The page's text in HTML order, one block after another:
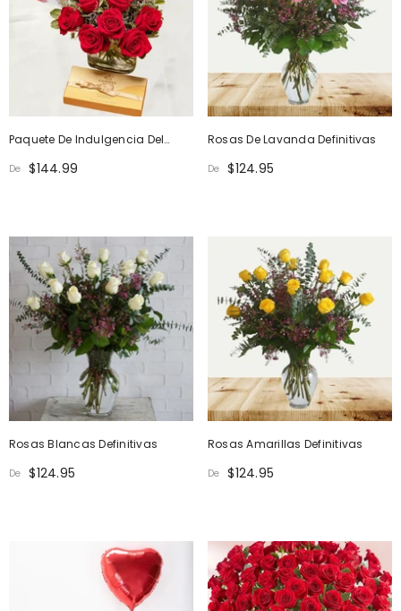
Paquete De Indulgencia Del
Amor
De $144.99
Rosas De Lavanda Definitivas
De $124.95
Rosas Blancas Definitivas
De $124.95
Rosas Amarillas Definitivas
De $124.95